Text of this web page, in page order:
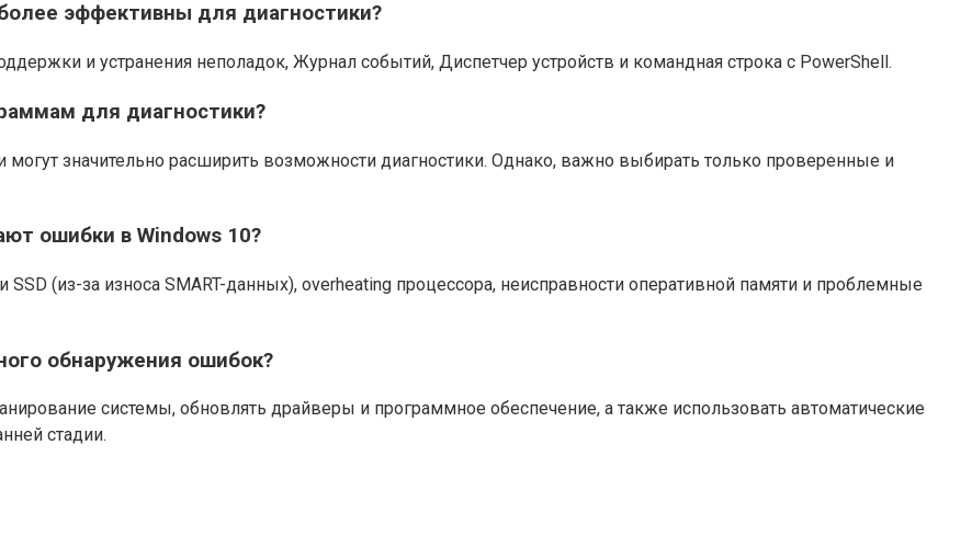
эффективны для диагностики?
и устранения неполадок, Журнал событий, Диспетчер устройств и командная строка с PowerShell.
для диагностики?
значительно расширить возможности диагностики. Однако, важно выбирать только проверенные и
ошибки в Windows 10?
(из-за износа SMART-данных), overheating процессора, неисправности оперативной памяти и проблемные
обнаружения ошибок?
системы, обновлять драйверы и программное обеспечение, а также использовать автоматические
стадии.